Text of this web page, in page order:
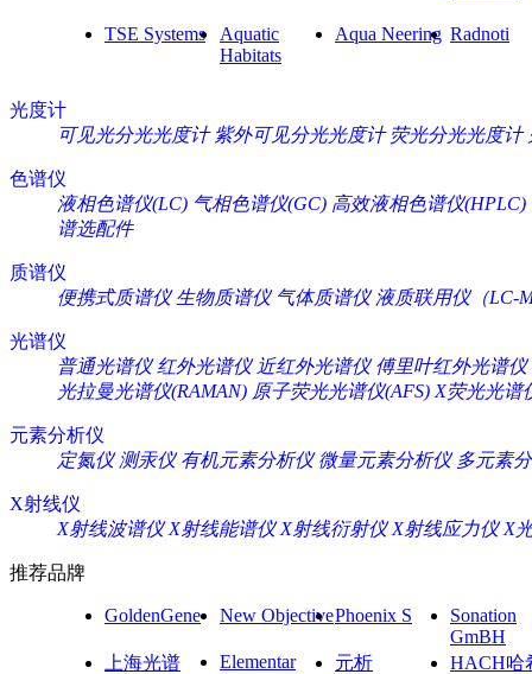
TSE Systems
Aquatic
Habitats
Aqua Neering Radnoti
光度计
可见光分光光度计 紫外可见分光光度计 荧光分光光度计
色谱仪
液相色谱仪(LC) 气相色谱仪(GC) 高效液相色谱仪(HPLC)
谱选配件
质谱仪
便携式质谱仪 生物质谱仪 气体质谱仪 液质联用仪（LC-
光谱仪
普通光谱仪 红外光谱仪 近红外光谱仪 傅里叶红外光谱仪
光拉曼光谱仪(RAMAN) 原子荧光光谱仪(AFS) X荧光光谱
元素分析仪
定氮仪 测汞仪 有机元素分析仪 微量元素分析仪 多元素
X射线仪
X射线波谱仪 X射线能谱仪 X射线衍射仪 X射线应力仪 X
推荐品牌
GoldenGene New ObjectivePhoenix S
Sonation
GmBH
上海光谱
Elementar 元析 HACH哈